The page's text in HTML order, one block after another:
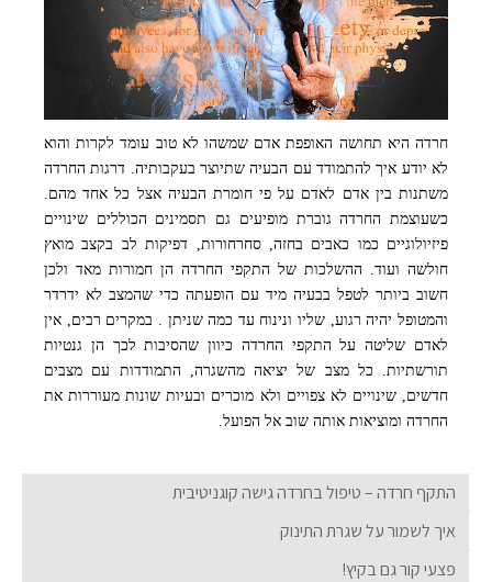
כל מה שצריך לדעת על טיפול בחרדה
חרדה היא תחושה האופפת אדם שמשהו לא טוב עומד לקרות והוא
לא יודע איך להתמודד עם הבעיה שתיוצר בעקבותיה. דרגות החרדה
משתנות בין אדם לאדם על פי חומרת הבעיה אצל כל אחד מהם.
כשעוצמת החרדה גוברת מופיעים גם תסמינים הכוללים שינויים
פיזיולוגיים כמו כאבים בחזה, סחרחורות, דפיקות לב בקצב מואץ
חולשה ועוד. ההשלכות של התקפי החרדה הן חמורות מאד ולכן
חשוב ביותר לטפל בבעיה מיד עם הופעתה כדי שהמצב לא ידרדר
והמטופל יהיה רגוע, שליו ונינוח עד כמה שניתן . במקרים רבים, אין
לאדם שליטה על התקפי החרדה כיוון שהסיבות לכך הן גנטיות
תורשתיות. כל מצב של יציאה מהשגרה, התמודדות עם מצבים
חדשים, שינויים לא צפויים ולא מוכרים ובעיות שונות מעוררות את
החרדה ומוציאות אותה שוב אל הפועל.
התקף חרדה – טיפול בחרדה גישה קוגניטיבית
איך לשמור על שגרת התינוק
פצעי קור גם בקיץ!